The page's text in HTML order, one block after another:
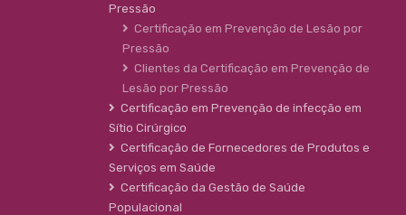
Pressão
Certificação em Prevenção de Lesão por
Pressão
Clientes da Certificação em Prevenção de
Lesão por Pressão
Certificação em Prevenção de infecção em
Sítio Cirúrgico
Certificação de Fornecedores de Produtos e
Serviços em Saúde
Certificação da Gestão de Saúde
Populacional